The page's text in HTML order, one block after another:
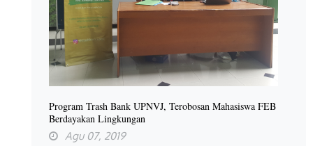
Program Trash Bank UPNVJ, Terobosan Mahasiswa FEB
Berdayakan Lingkungan
Agu 07, 2019